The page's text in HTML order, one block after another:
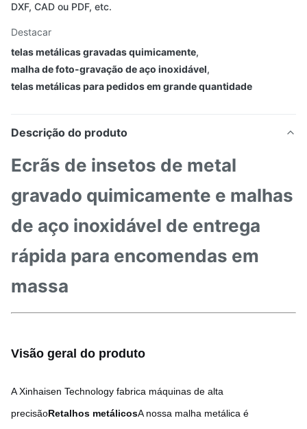
DXF, CAD ou PDF, etc.
Destacar
telas metálicas gravadas quimicamente,
malha de foto-gravação de aço inoxidável,
telas metálicas para pedidos em grande quantidade
Descrição do produto
Ecrãs de insetos de metal
gravado quimicamente e malhas
de aço inoxidável de entrega
rápida para encomendas em
massa
Visão geral do produto
A Xinhaisen Technology fabrica máquinas de alta
precisãoRetalhos metálicosA nossa malha metálica é